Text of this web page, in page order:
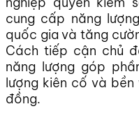
cung cấp năng
quốc gia và tăng
Cách tiếp cận chủ
năng lượng góp
lượng kiên cố và
đồng.